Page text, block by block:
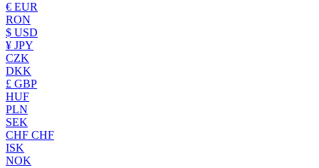
€ EUR
RON
$ USD
¥ JPY
CZK
DKK
£ GBP
HUF
PLN
SEK
CHF CHF
ISK
NOK